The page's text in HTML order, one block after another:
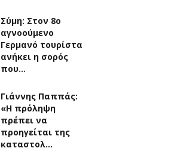
Σύμη: Στον 8ο
αγνοούμενο
Γερμανό τουρίστα
ανήκει η σορός
που…
Γιάννης Παππάς:
«Η πρόληψη
πρέπει να
προηγείται της
καταστολ…